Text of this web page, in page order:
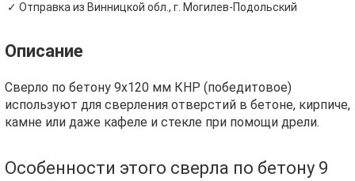
✓ Отправка из Винницкой обл., г. Могилев-Подольский
Описание
Сверло по бетону 9x120 мм КНР (победитовое)
используют для сверления отверстий в бетоне, кирпиче,
камне или даже кафеле и стекле при помощи дрели.
Особенности этого сверла по бетону 9